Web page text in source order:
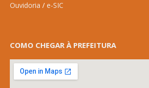
Ouvidoria / e-SIC
COMO CHEGAR À PREFEITURA